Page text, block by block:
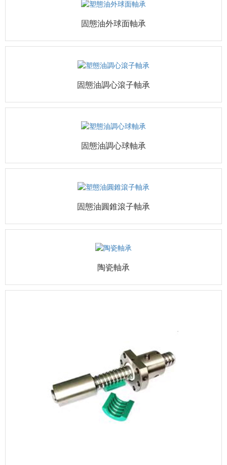
固態油外球面軸承
固態油調心滾子軸承
固態油調心球軸承
固態油圓錐滾子軸承
陶瓷軸承